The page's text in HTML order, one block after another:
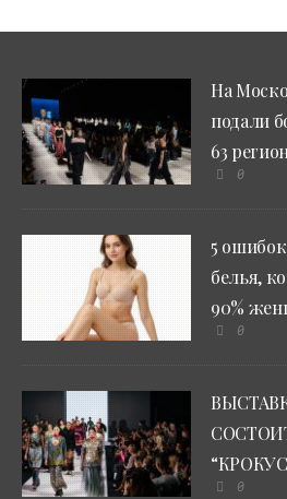
На
подали
63
0
5
белья,
90%
0
0